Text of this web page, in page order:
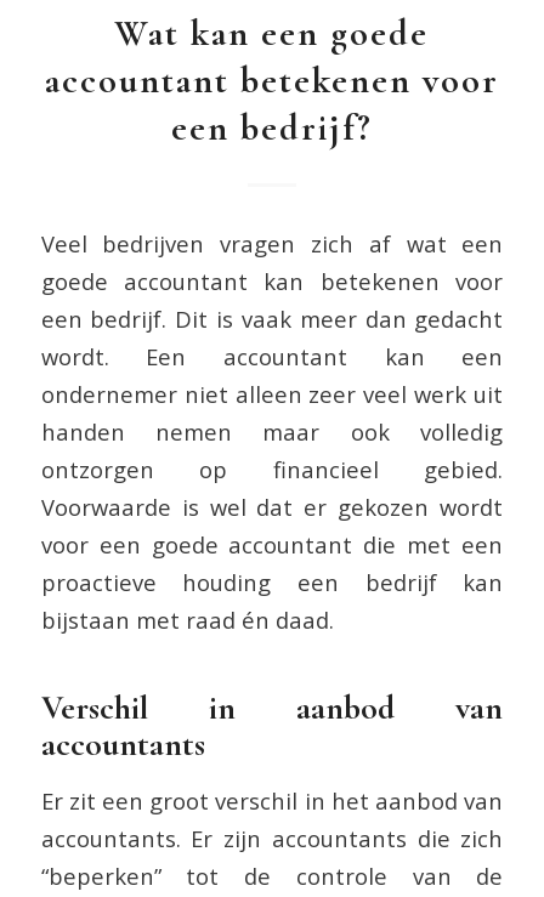
Wat kan een goede
accountant betekenen voor
een bedrijf?
Veel bedrijven vragen zich af wat een
goede accountant kan betekenen voor
een bedrijf. Dit is vaak meer dan gedacht
wordt. Een accountant kan een
ondernemer niet alleen zeer veel werk uit
handen nemen maar ook volledig
ontzorgen op financieel gebied.
Voorwaarde is wel dat er gekozen wordt
voor een goede accountant die met een
proactieve houding een bedrijf kan
bijstaan met raad én daad.
Verschil in aanbod van
accountants
Er zit een groot verschil in het aanbod van
accountants. Er zijn accountants die zich
“beperken” tot de controle van de